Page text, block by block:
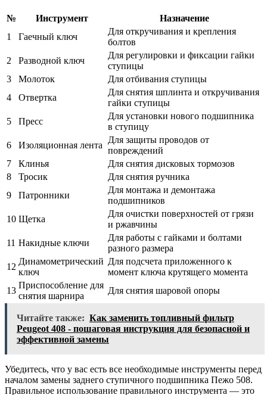
№ Инструмент
Назначение
1
Гаечный ключ
Для откручивания и крепления
болтов
2
Разводной ключ
Для регулировки и фиксации гайки
ступицы
3
Молоток
Для отбивания ступицы
4
Отвертка
Для снятия шплинта и откручивания
гайки ступицы
5
Пресс
Для установки нового подшипника
в ступицу
6
Изоляционная лента
Для защиты проводов от
повреждений
7
Клинья
Для снятия дисковых тормозов
8
Тросик
Для снятия ручника
9
Патронники
Для монтажа и демонтажа
подшипников
10 Щетка
Для очистки поверхностей от грязи
и ржавчины
11 Накидные ключи
Для работы с гайками и болтами
разного размера
12
Динамометрический
ключ
Для подсчета приложенного к
момент ключа крутящего момента
13
Приспособление для
снятия шарнира
Для снятия шаровой опоры
Читайте также: Как заменить топливный фильтр
Peugeot 408 - пошаговая инструкция для безопасной и
эффективной замены
Убедитесь, что у вас есть все необходимые инструменты перед
началом замены заднего ступичного подшипника Пежо 508.
Правильное использование правильного инструмента — это